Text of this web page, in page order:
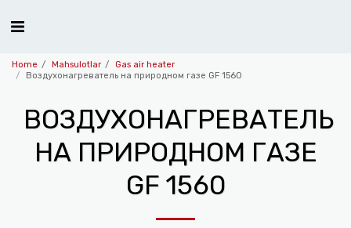
Home Mahsulotlar
Gas air heater
Воздухонагреватель на природном газе GF 1560
ВОЗДУХОНАГРЕВАТЕЛЬ
НА ПРИРОДНОМ ГАЗЕ
GF 1560